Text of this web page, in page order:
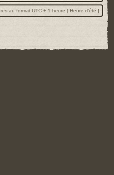
au format UTC + 1 heure [ Heure d’été ]